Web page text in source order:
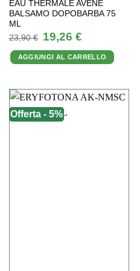
EAU THERMALE AVENE
BALSAMO DOPOBARBA 75
ML
23,90€
Il
prezzo
originale
era:
23,90 €.
19,26 €Il
prezzo
attuale
è:
19,26 €.
AGGIUNGI AL CARRELLO
Offerta - 5%